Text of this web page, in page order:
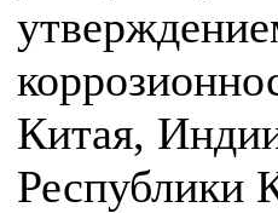
Китая,
Республики